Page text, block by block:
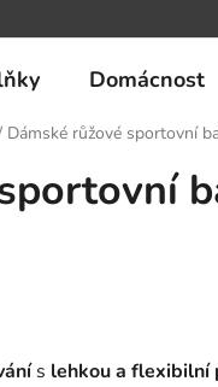
Domácnost
Dámské růžové sportovní
s lehkou a flexibilní